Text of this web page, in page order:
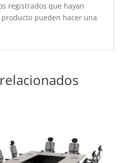
registrados que hayan
pueden hacer una